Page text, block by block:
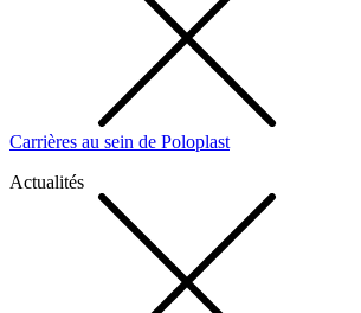
Carrières au sein de Poloplast
Actualités